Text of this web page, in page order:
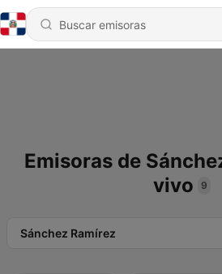
Emisoras de
vivo
9
Sánchez Ramírez